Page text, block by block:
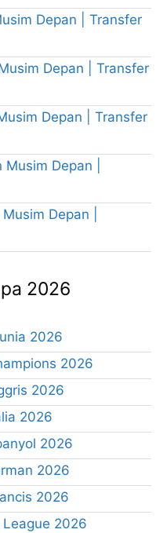
Depan | Transfer
Depan | Transfer
Depan | Transfer
Depan |
Depan |
2026
2026
2026
2026
2026
2026
2026
2026
League 2026